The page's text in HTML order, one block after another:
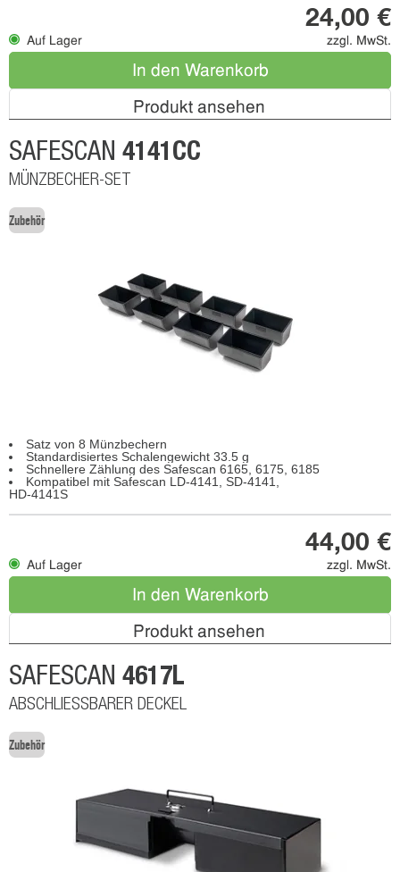
Auf Lager
24,00 €
zzgl. MwSt.
In den Warenkorb
Produkt ansehen
SAFESCAN 4141CC
MÜNZBECHER-SET
Zubehör
Satz von 8 Münzbechern
Standardisiertes Schalengewicht 33.5 g
Schnellere Zählung des Safescan 6165, 6175, 6185
Kompatibel mit Safescan LD-4141, SD-4141,
HD-4141S
Auf Lager
44,00 €
zzgl. MwSt.
In den Warenkorb
Produkt ansehen
SAFESCAN 4617L
ABSCHLIESSBARER DECKEL
Zubehör